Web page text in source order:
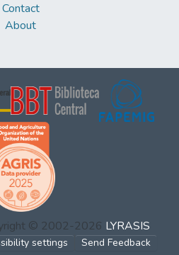
Contact
About
© 2002-2026 LYRASIS
settings Send Feedback